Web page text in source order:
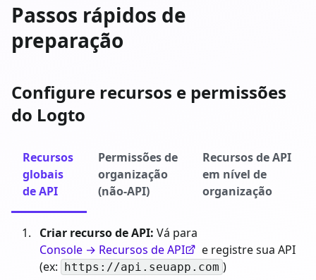
Passos rápidos de
preparação
Configure recursos e permissões
do Logto
Recursos
globais
de API
Permissões de
organização
(não-API)
Recursos de API
em nível de
organização
Criar recurso de API: Vá para
Console → Recursos de API
e registre sua API
(ex:
https://api.seuapp.com )